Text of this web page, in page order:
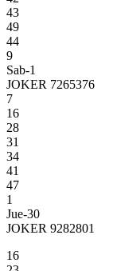
43
49
44
9
Sab-1
JOKER 7265376
7
16
28
31
34
41
47
1
Jue-30
JOKER 9282801
16